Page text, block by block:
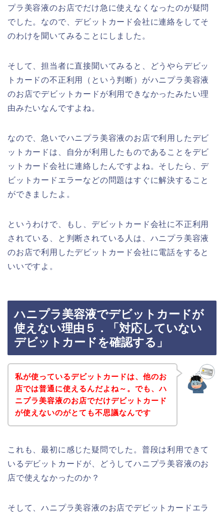
プラ美容液のお店でだけ急に使えなくなったのが疑問
でした。なので、デビットカード会社に連絡をしてそ
のわけを聞いてみることにしました。
そして、担当者に直接聞いてみると、どうやらデビッ
トカードの不正利用（という判断）がハニプラ美容液
のお店でデビットカードが利用できなかったみたい理
由みたいなんですよね。
なので、急いでハニプラ美容液のお店で利用したデビ
ットカードは、自分が利用したものであることをデビ
ットカード会社に連絡したんですよね。そしたら、デ
ビットカードエラーなどの問題はすぐに解決すること
ができましたよ。
というわけで、もし、デビットカード会社に不正利用
されている、と判断されている人は、ハニプラ美容液
のお店で利用したデビットカード会社に電話をすると
いいですよ。
ハニプラ美容液でデビットカードが
使えない理由５．「対応していない
デビットカードを確認する」
私が使っているデビットカードは、他のお
店では普通に使えるんだよね～。でも、ハ
ニプラ美容液のお店でだけデビットカード
が使えないのがとても不思議なんです
これも、最初に感じた疑問でした。普段は利用できて
いるデビットカードが、どうしてハニプラ美容液のお
店で使えなかったのか？
そして、ハニプラ美容液のお店でデビットカードエラ